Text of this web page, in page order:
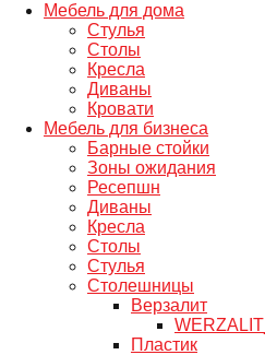
Мебель для дома
Стулья
Столы
Кресла
Диваны
Кровати
Мебель для бизнеса
Барные стойки
Зоны ожидания
Ресепшн
Диваны
Кресла
Столы
Стулья
Столешницы
Верзалит
Пластик